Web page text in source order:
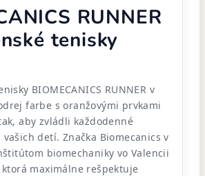
RUNNER
tenisky
BIOMECANICS RUNNER v
farbe s oranžovými prvkami
aby zvládli každodenné
detí. Značka Biomecanics v
biomechaniky vo Valencii
maximálne rešpektuje